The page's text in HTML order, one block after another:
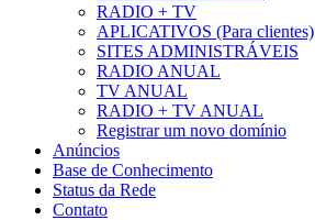
RADIO + TV
APLICATIVOS (Para clientes)
SITES ADMINISTRÁVEIS
RADIO ANUAL
TV ANUAL
RADIO + TV ANUAL
Registrar um novo domínio
Anúncios
Base de Conhecimento
Status da Rede
Contato